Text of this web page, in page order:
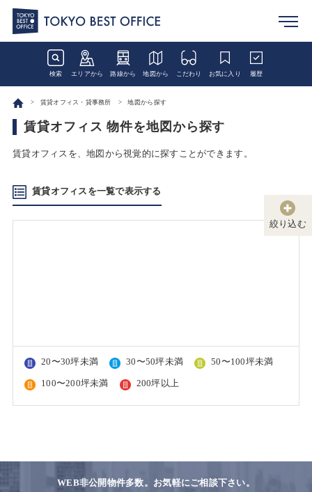
検索 エリアから 路線から 地図から こだわり お気に入り 履歴
賃貸オフィス・貸事務所 地図から探す
賃貸オフィス 物件を地図から探す
賃貸オフィスを、地図から視覚的に探すことができます。
賃貸オフィスを一覧で表示する
絞り込む
20〜30坪未満 30〜50坪未満 50〜100坪未満
100〜200坪未満 200坪以上
WEB非公開物件多数。お気軽にご相談下さい。